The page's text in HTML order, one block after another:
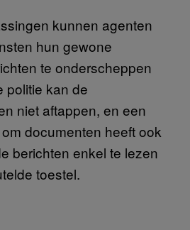
kunnen agenten
hun gewone
te onderscheppen
politie kan de
niet aftappen, en een
documenten heeft ook
berichten enkel te lezen
toestel.